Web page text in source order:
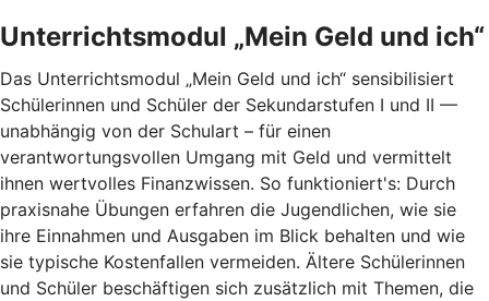
Unterrichtsmodul „Mein Geld und ich“
Das Unterrichtsmodul „Mein Geld und ich“ sensibilisiert
Schülerinnen und Schüler der Sekundarstufen I und II —
unabhängig von der Schulart – für einen
verantwortungsvollen Umgang mit Geld und vermittelt
ihnen wertvolles Finanzwissen. So funktioniert's: Durch
praxisnahe Übungen erfahren die Jugendlichen, wie sie
ihre Einnahmen und Ausgaben im Blick behalten und wie
sie typische Kostenfallen vermeiden. Ältere Schülerinnen
und Schüler beschäftigen sich zusätzlich mit Themen, die